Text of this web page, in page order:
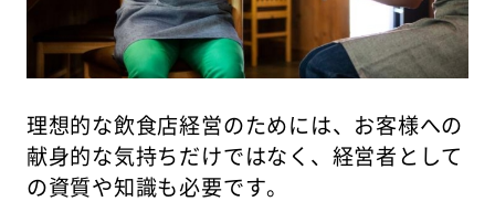
理想的な飲食店経営のためには、お客様への
献身的な気持ちだけではなく、経営者として
の資質や知識も必要です。